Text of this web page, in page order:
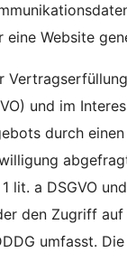
Website
und im
durch
lit. a DSGVO
den Zugriff
umfasst.